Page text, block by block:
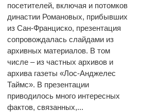
посетителей, включая и потомков
династии Романовых, прибывших
из Сан-Франциско, презентация
сопровождалась слайдами из
архивных материалов. В том
числе – из частных архивов и
архива газеты «Лос-Анджелес
Таймс». В презентации
приводилось много интересных
фактов, связанных,...